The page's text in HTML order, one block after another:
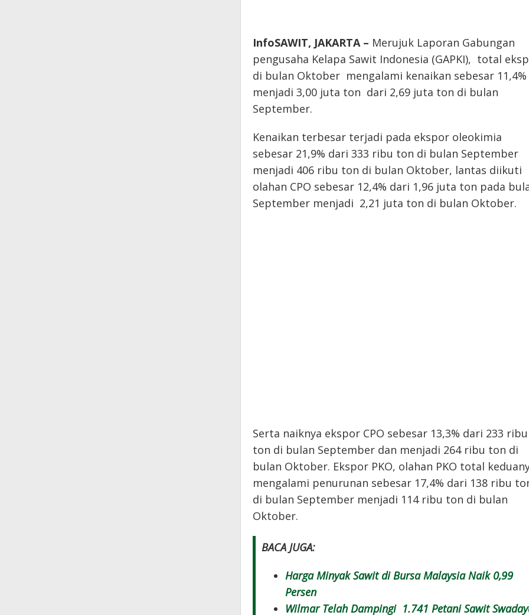
InfoSAWIT, JAKARTA – Merujuk Laporan Gabungan
pengusaha Kelapa Sawit Indonesia (GAPKI), total
di bulan Oktober mengalami kenaikan sebesar 11,4%
menjadi 3,00 juta ton dari 2,69 juta ton di bulan
September.
Kenaikan terbesar terjadi pada ekspor oleokimia
sebesar 21,9% dari 333 ribu ton di bulan September
menjadi 406 ribu ton di bulan Oktober, lantas diikuti
olahan CPO sebesar 12,4% dari 1,96 juta ton pada
September menjadi 2,21 juta ton di bulan Oktober.
Serta naiknya ekspor CPO sebesar 13,3% dari 233 ribu
ton di bulan September dan menjadi 264 ribu ton di
bulan Oktober. Ekspor PKO, olahan PKO total
mengalami penurunan sebesar 17,4% dari 138 ribu
di bulan September menjadi 114 ribu ton di bulan
Oktober.
BACA JUGA:
Harga Minyak Sawit di Bursa Malaysia Naik 0,99
Persen
Wilmar Telah Dampingi 1.741 Petani Sawit